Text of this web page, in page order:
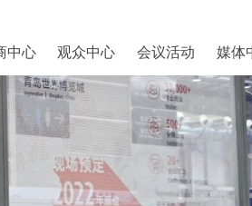
中心 观众中心 会议活动 媒体